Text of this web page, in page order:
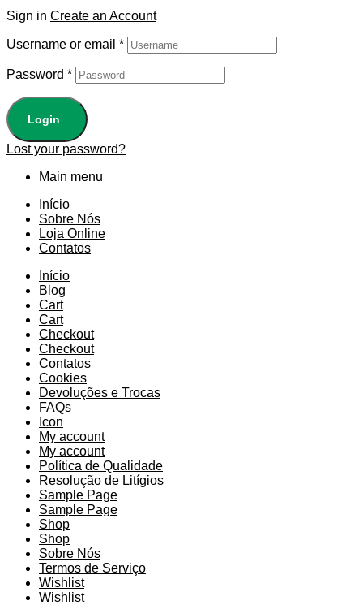
Sign in Create an Account
Username or email *
Password *
Login
Lost your password?
Main menu
Início
Sobre Nós
Loja Online
Contatos
Início
Blog
Cart
Cart
Checkout
Checkout
Contatos
Cookies
Devoluções e Trocas
FAQs
Icon
My account
My account
Política de Qualidade
Resolução de Litígios
Sample Page
Sample Page
Shop
Shop
Sobre Nós
Termos de Serviço
Wishlist
Wishlist